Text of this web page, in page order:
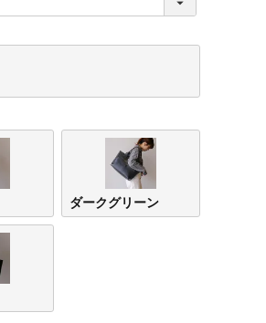
)
ダークグリーン